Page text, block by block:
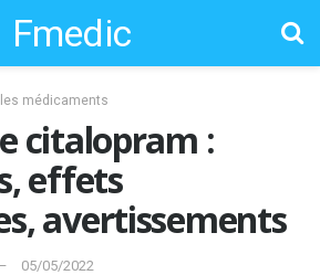
Fmedic
médicaments
citalopram :
effets
avertissements
05/05/2022